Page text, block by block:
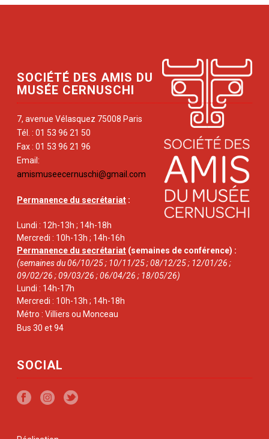
SOCIÉTÉ DES AMIS DU
MUSÉE CERNUSCHI
7, avenue Vélasquez 75008 Paris
Tél. : 01 53 96 21 50
Fax : 01 53 96 21 96
Email:
amismuseecernuschi@gmail.com
Permanence du secrétariat :
Lundi : 12h-13h ; 14h-18h
Mercredi : 10h-13h ; 14h-16h
Permanence du secrétariat (semaines de conférence) :
(semaines du 06/10/25 ; 10/11/25 ; 08/12/25 ; 12/01/26 ;
09/02/26 ; 09/03/26 ; 06/04/26 ; 18/05/26)
Lundi : 14h-17h
Mercredi : 10h-13h ; 14h-18h
Métro : Villiers ou Monceau
Bus 30 et 94
SOCIAL